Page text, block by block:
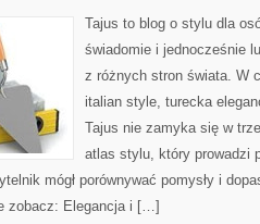
Tajus to blog o stylu dla
świadomie i jednocześnie
z różnych stron świata. W
italian style, turecka
Tajus nie zamyka się w
atlas stylu, który prowadzi
mógł porównywać pomysły i
zobacz: Elegancja i […]